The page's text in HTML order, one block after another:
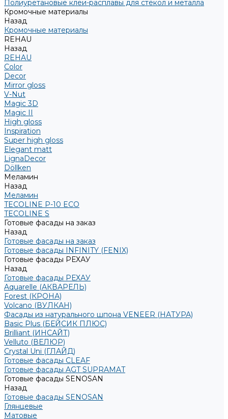
Полиуретановые клеи-расплавы для стёкол и металла
Кромочные материалы
Назад
Кромочные материалы
REHAU
Назад
REHAU
Color
Decor
Mirror gloss
V-Nut
Magic 3D
Magic II
High gloss
Inspiration
Super high gloss
Elegant matt
LignaDecor
Döllken
Меламин
Назад
Меламин
TECOLINE P-10 ECO
TECOLINE S
Готовые фасады на заказ
Назад
Готовые фасады на заказ
Готовые фасады INFINITY (FENIX)
Готовые фасады РЕХАУ
Назад
Готовые фасады РЕХАУ
Aquarelle (АКВАРЕЛЬ)
Forest (КРОНА)
Volcano (ВУЛКАН)
Фасады из натурального шпона VENEER (НАТУРА)
Basic Plus (БЕЙСИК ПЛЮС)
Brilliant (ИНСАЙТ)
Velluto (ВЕЛЮР)
Crystal Uni (ГЛАЙД)
Готовые фасады CLEAF
Готовые фасады AGT SUPRAMAT
Готовые фасады SENOSAN
Назад
Готовые фасады SENOSAN
Глянцевые
Матовые